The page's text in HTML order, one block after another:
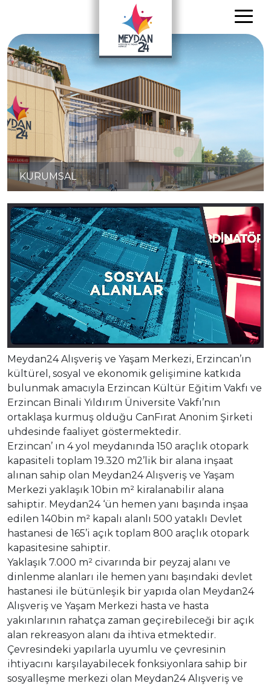
KURUMSAL
Meydan24 Alışveriş ve Yaşam Merkezi, Erzincan’ın
kültürel, sosyal ve ekonomik gelişimine katkıda
bulunmak amacıyla Erzincan Kültür Eğitim Vakfı ve
Erzincan Binali Yıldırım Üniversite Vakfı’nın
ortaklaşa kurmuş olduğu CanFırat Anonim Şirketi
uhdesinde faaliyet göstermektedir.
Erzincan’ ın 4 yol meydanında 150 araçlık otopark
kapasiteli toplam 19.320 m2’lik bir alana inşaat
alınan sahip olan Meydan24 Alışveriş ve Yaşam
Merkezi yaklaşık 10bin m² kiralanabilir alana
sahiptir. Meydan24 ‘ün hemen yanı başında inşaa
edilen 140bin m² kapalı alanlı 500 yataklı Devlet
hastanesi de 165’i açık toplam 800 araçlık otopark
kapasitesine sahiptir.
Yaklaşık 7.000 m² civarında bir peyzaj alanı ve
dinlenme alanları ile hemen yanı başındaki devlet
hastanesi ile bütünleşik bir yapıda olan Meydan24
Alışveriş ve Yaşam Merkezi hasta ve hasta
yakınlarının rahatça zaman geçirebileceği bir açık
alan rekreasyon alanı da ihtiva etmektedir.
Çevresindeki yapılarla uyumlu ve çevresinin
ihtiyacını karşılayabilecek fonksiyonlara sahip bir
sosyalleşme merkezi olan Meydan24 Alışveriş ve